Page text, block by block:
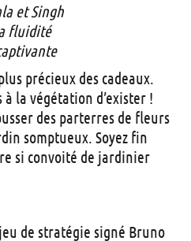
et Singh
fluidité
précieux des cadeaux.
à la végétation d’exister !
des parterres de fleurs
somptueux. Soyez fin
si convoité de jardinier
de stratégie signé Bruno